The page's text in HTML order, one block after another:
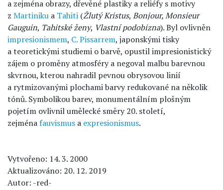
a zejména obrazy, dřevěné plastiky a reliéfy s motivy
z Martiniku a Tahiti (Žlutý Kristus, Bonjour, Monsieur
Gauguin, Tahitské ženy, Vlastní podobizna). Byl ovlivněn
impresionismem, C. Pissarrem, japonskými tisky
a teoretickými studiemi o barvě, opustil impresionistický
zájem o proměny atmosféry a negoval malbu barevnou
skvrnou, kterou nahradil pevnou obrysovou linií
a rytmizovanými plochami barvy redukované na několik
tónů. Symbolikou barev, monumentálním plošným
pojetím ovlivnil umělecké směry 20. století,
zejména fauvismus a expresionismus.
Vytvořeno: 14. 3. 2000
Aktualizováno: 20. 12. 2019
Autor: -red-